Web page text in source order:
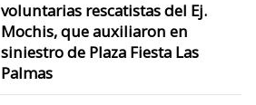
voluntarias rescatistas del Ej.
Mochis, que auxiliaron en
siniestro de Plaza Fiesta Las
Palmas